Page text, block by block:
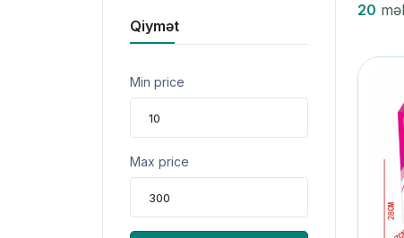
20
Qiymət
Min price
Max price